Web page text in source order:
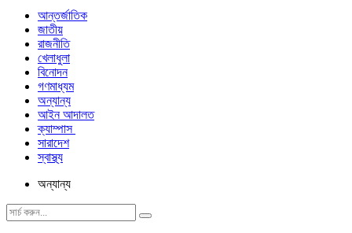
আন্তর্জাতিক
জাতীয়
রাজনীতি
খেলাধুলা
বিনোদন
গণমাধ্যম
অন্যান্য
আইন আদালত
ক্যাম্পাস
সারাদেশ
স্বাস্থ্য
অন্যান্য